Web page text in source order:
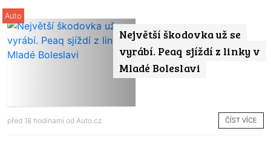
Největší škodovka už se
vyrábí. Peaq sjíždí z linky v
Mladé Boleslavi
Auto
před 18 hodinami od Auto.cz ČÍST VÍCE